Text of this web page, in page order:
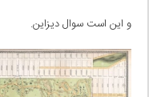
و این است سوال دیزاین.